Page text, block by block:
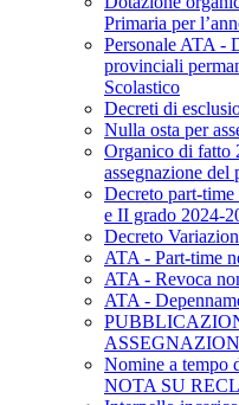
Primaria per
Personale ATA -
provinciali
Scolastico
Decreti di
Nulla osta per
Organico di fatto
assegnazione del
Decreto part-
e II grado 2024-
Decreto
ATA - Part-time
ATA - Revoca
ATA -
Nomine a tempo
NOTA SU